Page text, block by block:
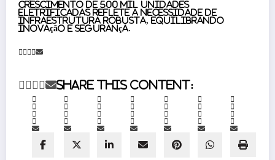
crescimento de 500 mil unidades
eletrificadas reflete a necessidade de
infraestrutura robusta, equilibrando
inovação e segurança.
Share this content: